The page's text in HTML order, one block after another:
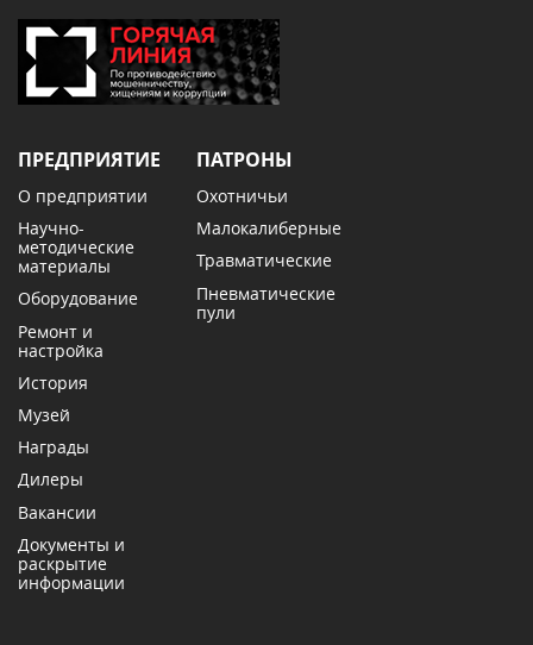
ПРЕДПРИЯТИЕ
О предприятии
Научно-
методические
материалы
Оборудование
Ремонт и
настройка
История
Музей
Награды
Дилеры
Вакансии
Документы и
раскрытие
информации
ПАТРОНЫ
Охотничьи
Малокалиберные
Травматические
Пневматические
пули